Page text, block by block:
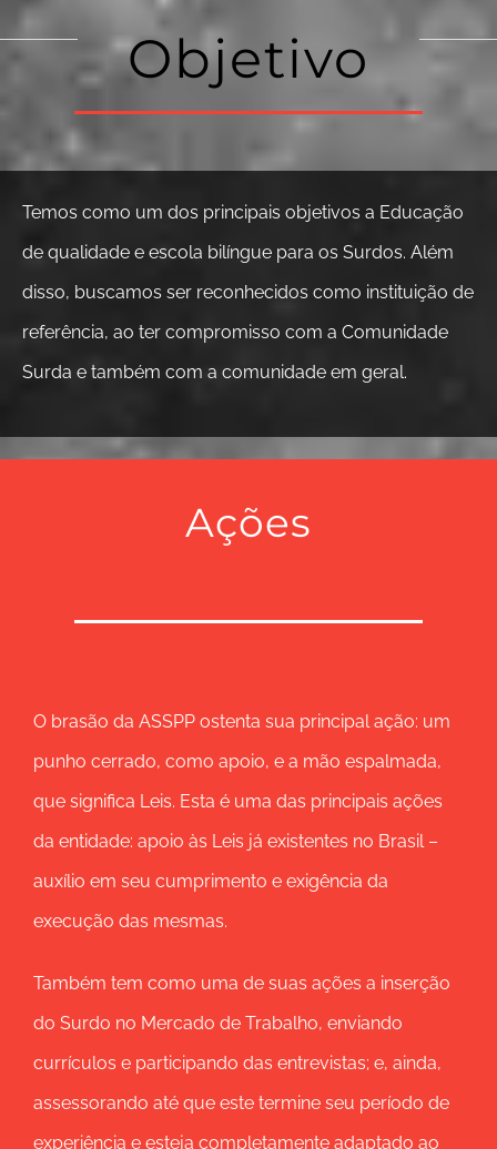
Objetivo
Temos como um dos principais objetivos a Educação
de qualidade e escola bilíngue para os Surdos. Além
disso, buscamos ser reconhecidos como instituição de
referência, ao ter compromisso com a Comunidade
Surda e também com a comunidade em geral.
Ações
O brasão da ASSPP ostenta sua principal ação: um
punho cerrado, como apoio, e a mão espalmada,
que significa Leis. Esta é uma das principais ações
da entidade: apoio às Leis já existentes no Brasil –
auxílio em seu cumprimento e exigência da
execução das mesmas.
Também tem como uma de suas ações a inserção
do Surdo no Mercado de Trabalho, enviando
currículos e participando das entrevistas; e, ainda,
assessorando até que este termine seu período de
experiência e esteja completamente adaptado ao